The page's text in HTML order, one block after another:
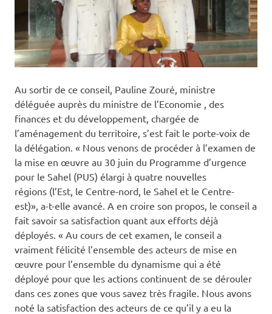
Au sortir de ce conseil, Pauline Zouré, ministre
déléguée auprès du ministre de l’Economie , des
finances et du développement, chargée de
l’aménagement du territoire, s’est fait le porte-voix de
la délégation. « Nous venons de procéder à l’examen de
la mise en œuvre au 30 juin du Programme d’urgence
pour le Sahel (PUS) élargi à quatre nouvelles
régions (l’Est, le Centre-nord, le Sahel et le Centre-
est)», a-t-elle avancé. A en croire son propos, le conseil a
fait savoir sa satisfaction quant aux efforts déjà
déployés. « Au cours de cet examen, le conseil a
vraiment félicité l’ensemble des acteurs de mise en
œuvre pour l’ensemble du dynamisme qui a été
déployé pour que les actions continuent de se dérouler
dans ces zones que vous savez très fragile. Nous avons
noté la satisfaction des acteurs de ce qu’il y a eu la